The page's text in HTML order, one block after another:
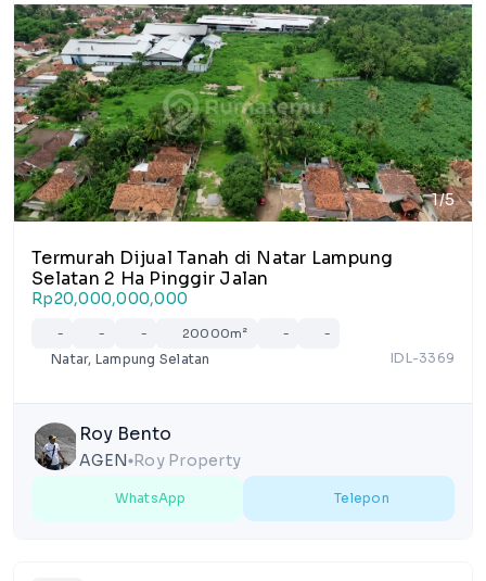
1/5
Termurah Dijual Tanah di Natar Lampung
Selatan 2 Ha Pinggir Jalan
Rp20,000,000,000
- - - 20000m² - -
Natar, Lampung Selatan IDL-3369
Roy Bento
AGEN lens Roy Property
WhatsApp Telepon